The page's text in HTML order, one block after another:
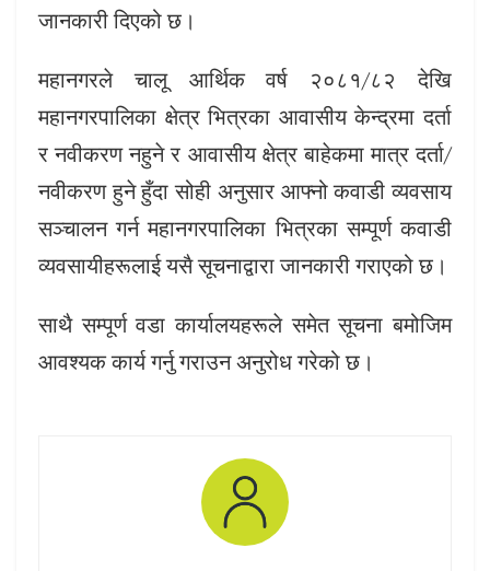
जानकारी दिएको छ।
महानगरले चालू आर्थिक वर्ष २०८१/८२ देखि
महानगरपालिका क्षेत्र भित्रका आवासीय केन्द्रमा दर्ता
र नवीकरण नहुने र आवासीय क्षेत्र बाहेकमा मात्र दर्ता/
नवीकरण हुने हुँदा सोही अनुसार आफ्नो कवाडी व्यवसाय
सञ्चालन गर्न महानगरपालिका भित्रका सम्पूर्ण कवाडी
व्यवसायीहरूलाई यसै सूचनाद्वारा जानकारी गराएको छ।
साथै सम्पूर्ण वडा कार्यालयहरूले समेत सूचना बमोजिम
आवश्यक कार्य गर्नु गराउन अनुरोध गरेको छ।